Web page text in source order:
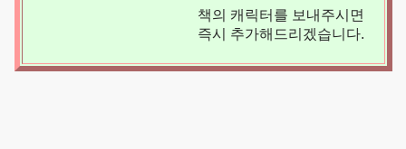
책의 캐릭터를 보내주시면
즉시 추가해드리겠습니다.